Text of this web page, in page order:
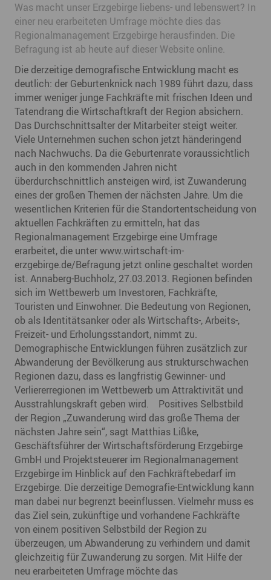
Was macht unser Erzgebirge liebens- und lebenswert? In
einer neu erarbeiteten Umfrage möchte dies das
Regionalmanagement Erzgebirge herausfinden. Die
Befragung ist ab heute auf dieser Website online.
Die derzeitige demografische Entwicklung macht es
deutlich: der Geburtenknick nach 1989 führt dazu, dass
immer weniger junge Fachkräfte mit frischen Ideen und
Tatendrang die Wirtschaftkraft der Region absichern.
Das Durchschnittsalter der Mitarbeiter steigt weiter.
Viele Unternehmen suchen schon jetzt händeringend
nach Nachwuchs. Da die Geburtenrate voraussichtlich
auch in den kommenden Jahren nicht
überdurchschnittlich ansteigen wird, ist Zuwanderung
eines der großen Themen der nächsten Jahre. Um die
wesentlichen Kriterien für die Standortentscheidung von
aktuellen Fachkräften zu ermitteln, hat das
Regionalmanagement Erzgebirge eine Umfrage
erarbeitet, die unter www.wirtschaft-im-
erzgebirge.de/Befragung jetzt online geschaltet worden
ist. Annaberg-Buchholz, 27.03.2013. Regionen befinden
sich im Wettbewerb um Investoren, Fachkräfte,
Touristen und Einwohner. Die Bedeutung von Regionen,
ob als Identitätsanker oder als Wirtschafts-, Arbeits-,
Freizeit- und Erholungsstandort, nimmt zu.
Demographische Entwicklungen führen zusätzlich zur
Abwanderung der Bevölkerung aus strukturschwachen
Regionen dazu, dass es langfristig Gewinner- und
Verliererregionen im Wettbewerb um Attraktivität und
Ausstrahlungskraft geben wird. Positives Selbstbild
der Region „Zuwanderung wird das große Thema der
nächsten Jahre sein“, sagt Matthias Lißke,
Geschäftsführer der Wirtschaftsförderung Erzgebirge
GmbH und Projektsteuerer im Regionalmanagement
Erzgebirge im Hinblick auf den Fachkräftebedarf im
Erzgebirge. Die derzeitige Demografie-Entwicklung kann
man dabei nur begrenzt beeinflussen. Vielmehr muss es
das Ziel sein, zukünftige und vorhandene Fachkräfte
von einem positiven Selbstbild der Region zu
überzeugen, um Abwanderung zu verhindern und damit
gleichzeitig für Zuwanderung zu sorgen. Mit Hilfe der
neu erarbeiteten Umfrage möchte das